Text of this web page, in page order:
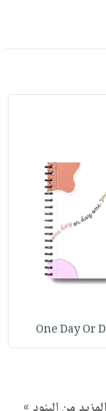
One Day Or